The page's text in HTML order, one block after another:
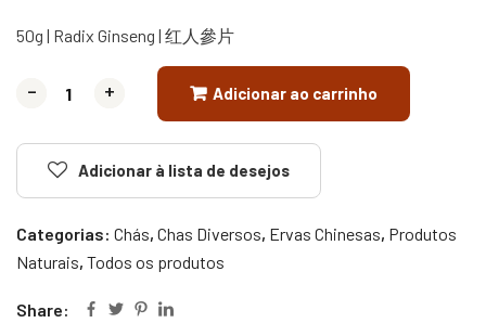
50g | Radix Ginseng | 红人參片
- +
- + Adicionar ao carrinho
Adicionar à lista de desejos
Categorias: Chás, Chas Diversos, Ervas Chinesas, Produtos
Naturais, Todos os produtos
Share: